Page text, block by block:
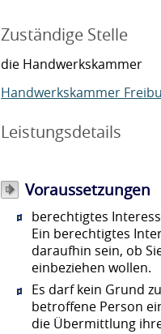
Zuständige Stelle
die Handwerkskammer
Handwerkskammer
Leistungsdetails
Voraussetzungen
berechtigtes
Ein berechtigtes
daraufhin sein, ob
einbeziehen wollen.
Es darf kein Grund
betroffene Person
die Übermittlung